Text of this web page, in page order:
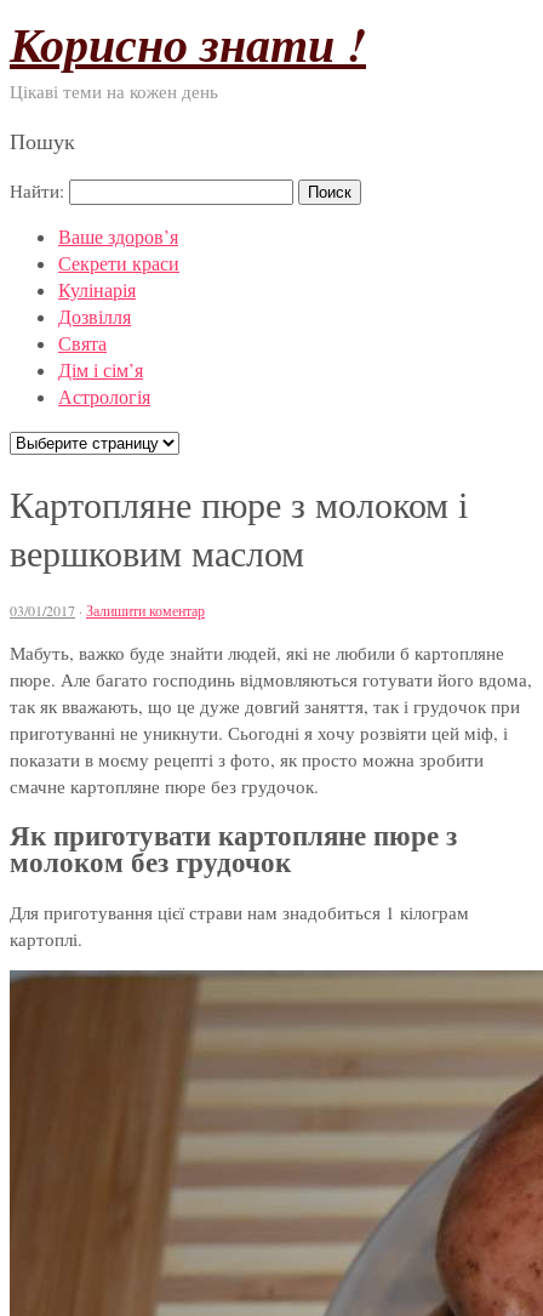
Корисно знати !
Цікаві теми на кожен день
Пошук
Найти:
Ваше здоров’я
Секрети краси
Кулінарія
Дозвілля
Свята
Дім і сім’я
Астрологія
Картопляне пюре з молоком і
вершковим маслом
03/01/2017 · Залишити коментар
Мабуть, важко буде знайти людей, які не любили б картопляне
пюре. Але багато господинь відмовляються готувати його вдома,
так як вважають, що це дуже довгий заняття, так і грудочок при
приготуванні не уникнути. Сьогодні я хочу розвіяти цей міф, і
показати в моєму рецепті з фото, як просто можна зробити
смачне картопляне пюре без грудочок.
Як приготувати картопляне пюре з
молоком без грудочок
Для приготування цієї страви нам знадобиться 1 кілограм
картоплі.